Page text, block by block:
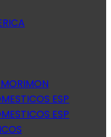
ESP
ESP